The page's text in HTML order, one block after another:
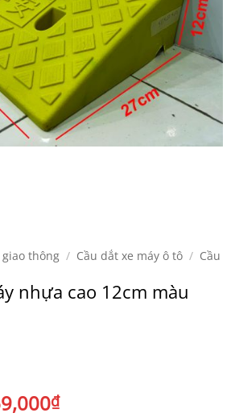
thông / Cầu dắt xe máy ô tô / Cầu
nhựa cao 12cm màu
₫Giá